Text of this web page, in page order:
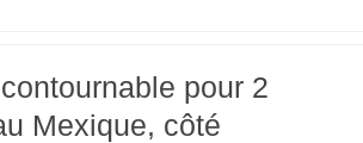
pour 2
Mexique, côté